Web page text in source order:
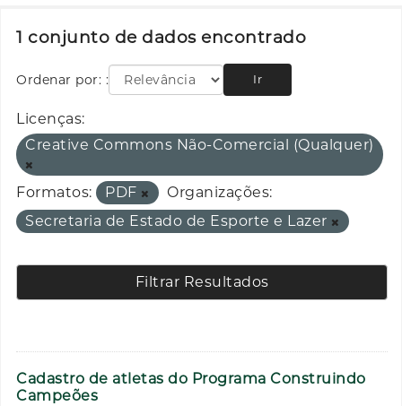
1 conjunto de dados encontrado
Ordenar por: Ir
Licenças:
Creative Commons Não-Comercial (Qualquer)
Formatos: PDF
Organizações:
Secretaria de Estado de Esporte e Lazer
Filtrar Resultados
Cadastro de atletas do Programa Construindo
Campeões